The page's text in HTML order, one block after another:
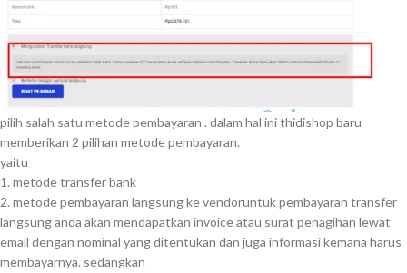
pilih salah satu metode pembayaran . dalam hal ini thidishop baru
memberikan 2 pilihan metode pembayaran.
yaitu
1. metode transfer bank
2. metode pembayaran langsung ke vendoruntuk pembayaran transfer
langsung anda akan mendapatkan invoice atau surat penagihan lewat
email dengan nominal yang ditentukan dan juga informasi kemana harus
membayarnya. sedangkan